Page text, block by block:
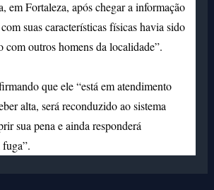
em Fortaleza, após chegar a informação
suas características físicas havia sido
com outros homens da localidade”.
que ele “está em atendimento
alta, será reconduzido ao sistema
sua pena e ainda responderá